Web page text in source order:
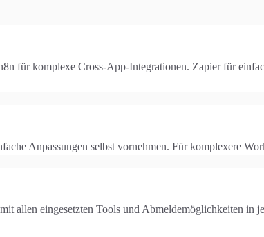
für komplexe Cross-App-Integrationen. Zapier für
Anpassungen selbst vornehmen. Für komplexere
allen eingesetzten Tools und Abmeldemöglichkeiten